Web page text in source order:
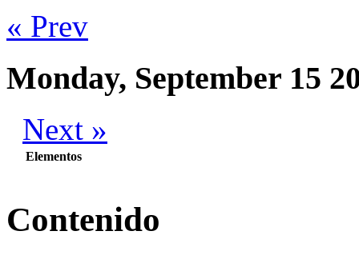
« Prev
Monday, September 15
Next »
Elementos
Contenido